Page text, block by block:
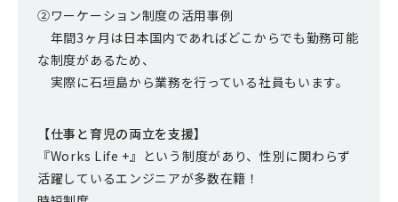
②ワーケーション制度の活用事例
年間3ヶ月は日本国内であればどこからでも勤務可能
な制度があるため、
実際に石垣島から業務を行っている社員もいます。
【仕事と育児の両立を支援】
『Works Life +』という制度があり、性別に関わらず
活躍しているエンジニアが多数在籍！